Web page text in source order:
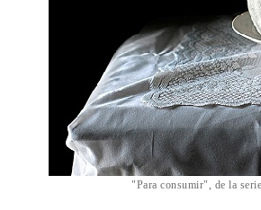
"Para consumir", de la